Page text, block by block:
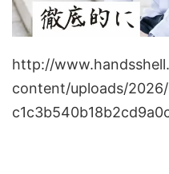
http://
content/uploads/